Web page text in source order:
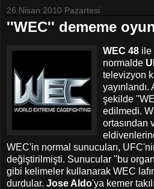
26 Nisan 2010 Pazartesi
''WEC'' dememe
WEC 48 ile
normalde
televizyon
şekilde
edilmedi.
ortasından
WEC'in normal sunucuları,
değiştirilmişti. Sunucular ''bu
gibi kelimeler kullanarak WEC
durdular. Jose Aldo'ya kemer